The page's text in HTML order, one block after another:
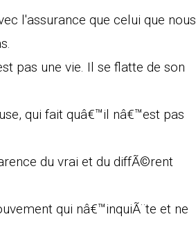
l'assurance que celui que nous
pas une vie. Il se flatte de son
qui fait quâ€™il nâ€™est pas
du vrai et du diffÃ©rent
qui nâ€™inquiÃ¨te et ne